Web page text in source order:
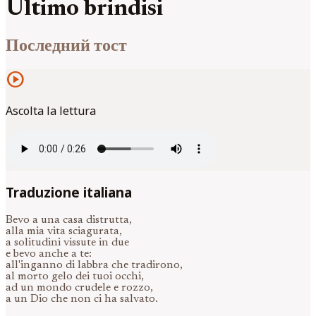
Ultimo brindisi
Последний тост
play_circle
Ascolta la lettura
Traduzione italiana
Bevo a una casa distrutta,
alla mia vita sciagurata,
a solitudini vissute in due
e bevo anche a te:
all'inganno di labbra che tradirono,
al morto gelo dei tuoi occhi,
ad un mondo crudele e rozzo,
a un Dio che non ci ha salvato.